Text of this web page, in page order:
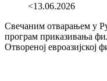
<13.06.2026
Свечаним отварањем у
програм приказивања
Отвореној евроазијској